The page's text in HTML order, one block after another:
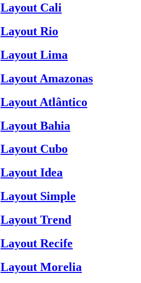
Layout Cali
Layout Rio
Layout Lima
Layout Amazonas
Layout Atlântico
Layout Bahia
Layout Cubo
Layout Idea
Layout Simple
Layout Trend
Layout Recife
Layout Morelia